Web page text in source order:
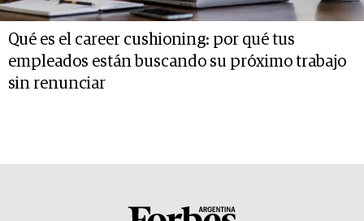
Qué es el career cushioning: por qué tus
empleados están buscando su próximo trabajo
sin renunciar